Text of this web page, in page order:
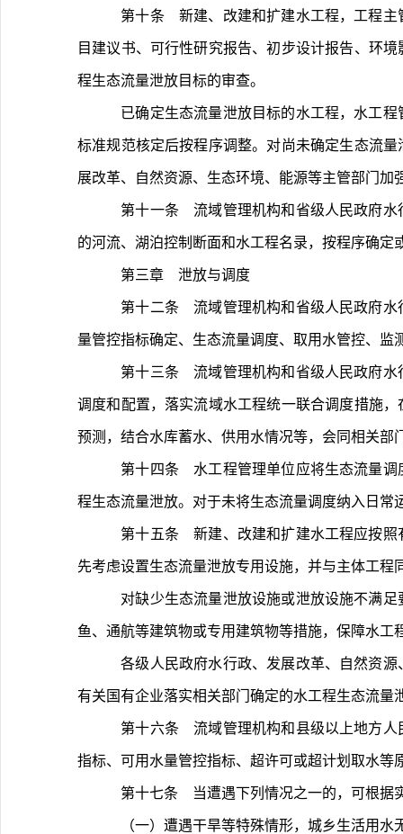
目建议书、可行性研究报告、初步设计报告、环
程生态流量泄放目标的审查。
标准规范核定后按程序调整。对尚未确定生态流
展改革、自然资源、生态环境、能源等主管部门
的河流、湖泊控制断面和水工程名录，按程序确定
	第三章　泄放与调度
量管控指标确定、生态流量调度、取用水管控、
调度和配置，落实流域水工程统一联合调度措施
预测，结合水库蓄水、供用水情况等，会同相关
程生态流量泄放。对于未将生态流量调度纳入日
先考虑设置生态流量泄放专用设施，并与主体工程
鱼、通航等建筑物或专用建筑物等措施，保障水工
	各级人民政府水行政、发展改革、自然资源、生态环境、能源等主管部门应按职责分工加强对水工程生态流量泄放设施建设或改造的指导。国有资产监督管理机构指导
有关国有企业落实相关部门确定的水工程生态流量
指标、可用水量管控指标、超许可或超计划取水
第十七条　当遭遇下列情况之一的，可根
（一）遭遇干旱等特殊情形，城乡生活用水